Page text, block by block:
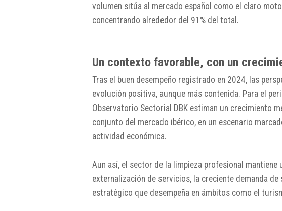
volumen sitúa al mercado español como el claro
concentrando alrededor del 91% del total.
Un contexto favorable, con un
Tras el buen desempeño registrado en 2024, las
evolución positiva, aunque más contenida. Para el
Observatorio Sectorial DBK estiman un crecimiento
conjunto del mercado ibérico, en un escenario
actividad económica.
Aun así, el sector de la limpieza profesional mantiene
externalización de servicios, la creciente demanda de
estratégico que desempeña en ámbitos como el